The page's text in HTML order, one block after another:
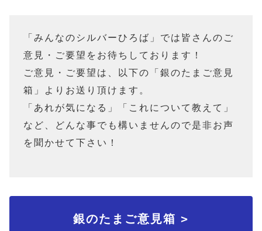
「みんなのシルバーひろば」では皆さんのご
意見・ご要望をお待ちしております！
ご意見・ご要望は、以下の「銀のたまご意見
箱」よりお送り頂けます。
「あれが気になる」「これについて教えて」
など、どんな事でも構いませんので是非お声
を聞かせて下さい！
銀のたまご意見箱 >